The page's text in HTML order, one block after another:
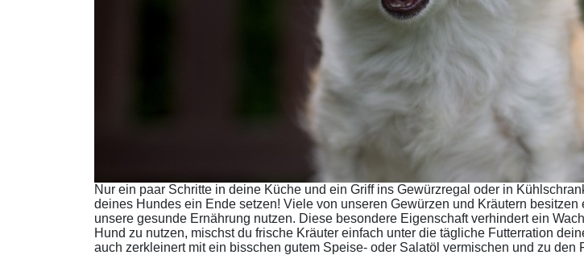
Nur ein paar Schritte in deine Küche und ein Griff ins Gewürzregal oder in
deines Hundes ein Ende setzen! Viele von unseren Gewürzen und Kräutern
unsere gesunde Ernährung nutzen. Diese besondere Eigenschaft verhindert ein
Hund zu nutzen, mischst du frische Kräuter einfach unter die tägliche Futterration
auch zerkleinert mit ein bisschen gutem Speise- oder Salatöl vermischen und zu den